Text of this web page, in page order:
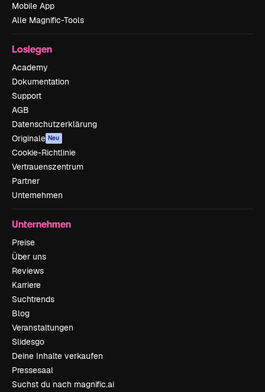
Mobile App
Alle Magnific-Tools
Loslegen
Academy
Dokumentation
Support
AGB
Datenschutzerklärung
Originale Neu
Cookie-Richtlinie
Vertrauenszentrum
Partner
Unternehmen
Unternehmen
Preise
Über uns
Reviews
Karriere
Suchtrends
Blog
Veranstaltungen
Slidesgo
Deine Inhalte verkaufen
Pressesaal
Suchst du nach magnific.ai